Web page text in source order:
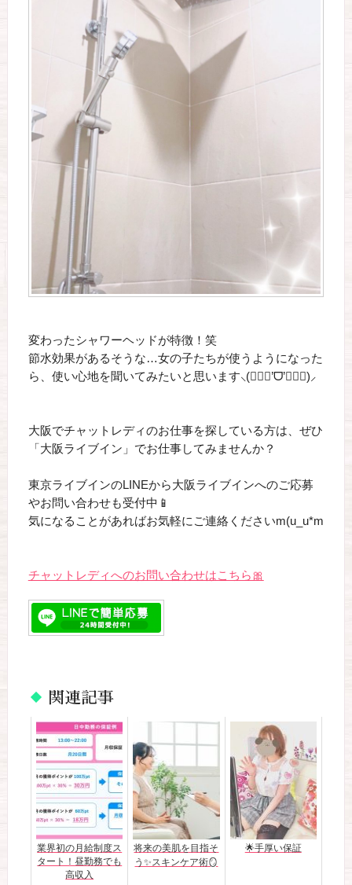
変わったシャワーヘッドが特徴！笑
節水効果があるそうな…女の子たちが使うようになった
ら、使い心地を聞いてみたいと思います⸜(๑⃙⃘’ᗜ’๑⃙⃘)⸝
大阪でチャットレディのお仕事を探している方は、ぜひ
「大阪ライブイン」でお仕事してみませんか？
東京ライブインのLINEから大阪ライブインへのご応募
やお問い合わせも受付中📱
気になることがあればお気軽にご連絡くださいm(u_u*m
チャットレディへのお問い合わせはこちら🎀
関連記事
業界初の月給制度ス
タート！昼勤務でも
高収入
将来の美肌を目指そ
う✨スキンケア術🪞
🌟手厚い保証